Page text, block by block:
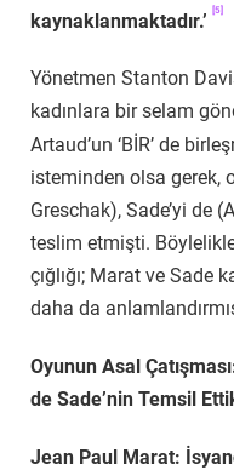
kaynaklanmaktadır.’
[5]
Yönetmen Stanton
kadınlara bir selam
Artaud’un ‘BİR’ de
isteminden olsa gerek,
Greschak), Sade’yi de
teslim etmişti.
çığlığı; Marat ve Sade
daha da
Oyunun Asal
de Sade’nin Temsil
Jean Paul Marat: